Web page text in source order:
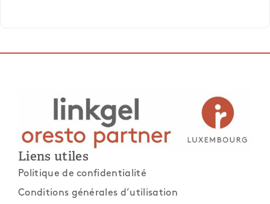
Liens utiles
Politique de confidentialité
Conditions générales d’utilisation